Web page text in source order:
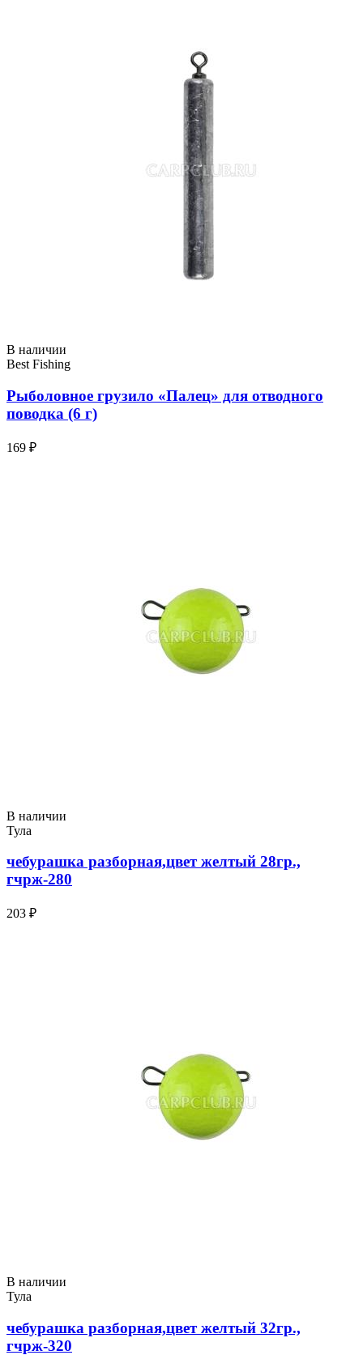
В наличии
Best Fishing
Рыболовное грузило «Палец» для отводного
поводка (6 г)
169 ₽
В наличии
Тула
чебурашка разборная,цвет желтый 28гр.,
гчрж-280
203 ₽
В наличии
Тула
чебурашка разборная,цвет желтый 32гр.,
гчрж-320